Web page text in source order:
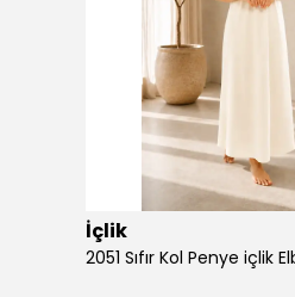
İçlik
2051 Sıfır Kol Penye içlik